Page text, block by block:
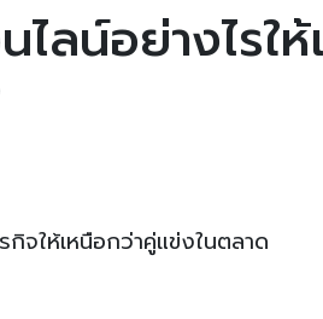
ลน์อย่างไรใ
จให้เหนือกว่าคู่แข่งในตลาด